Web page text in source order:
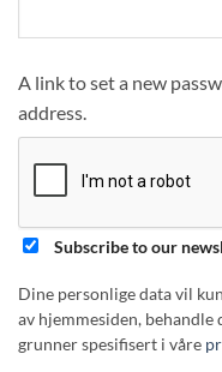
A link to set a new
address.
Subscribe to our
Dine personlige data vil
av hjemmesiden,
grunner spesifisert i våre